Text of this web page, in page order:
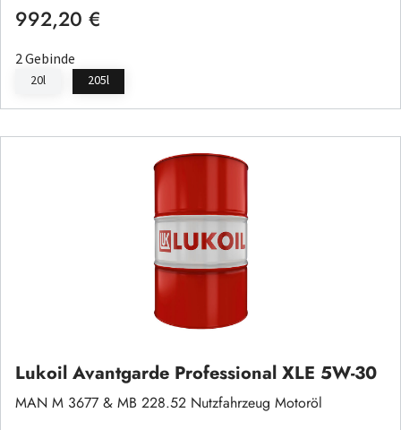
Regulärer Preis:
992,20 €
2 Gebinde
20l 205l
Lukoil Avantgarde Professional XLE 5W-30
MAN M 3677 & MB 228.52 Nutzfahrzeug Motoröl